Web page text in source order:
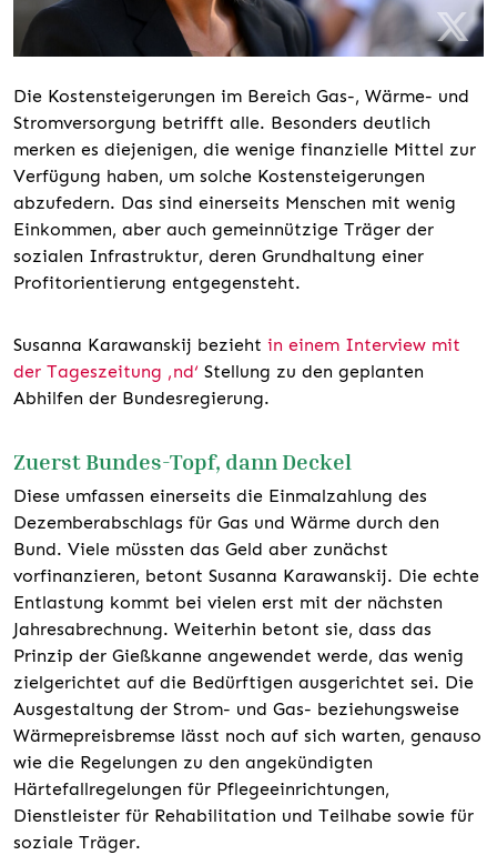
Die Kostensteigerungen im Bereich Gas-, Wärme- und
Stromversorgung betrifft alle. Besonders deutlich
merken es diejenigen, die wenige finanzielle Mittel zur
Verfügung haben, um solche Kostensteigerungen
abzufedern. Das sind einerseits Menschen mit wenig
Einkommen, aber auch gemeinnützige Träger der
sozialen Infrastruktur, deren Grundhaltung einer
Profitorientierung entgegensteht.
Susanna Karawanskij bezieht in einem Interview mit
der Tageszeitung ‚nd‘ Stellung zu den geplanten
Abhilfen der Bundesregierung.
Zuerst Bundes-Topf, dann Deckel
Diese umfassen einerseits die Einmalzahlung des
Dezemberabschlags für Gas und Wärme durch den
Bund. Viele müssten das Geld aber zunächst
vorfinanzieren, betont Susanna Karawanskij. Die echte
Entlastung kommt bei vielen erst mit der nächsten
Jahresabrechnung. Weiterhin betont sie, dass das
Prinzip der Gießkanne angewendet werde, das wenig
zielgerichtet auf die Bedürftigen ausgerichtet sei. Die
Ausgestaltung der Strom- und Gas- beziehungsweise
Wärmepreisbremse lässt noch auf sich warten, genauso
wie die Regelungen zu den angekündigten
Härtefallregelungen für Pflegeeinrichtungen,
Dienstleister für Rehabilitation und Teilhabe sowie für
soziale Träger.